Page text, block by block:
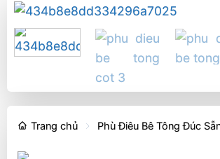
Trang chủ Phù Điêu Bê Tông Đúc